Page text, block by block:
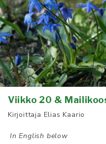
Viikko 20 &
Kirjoittaja Elias Kaario
In English below